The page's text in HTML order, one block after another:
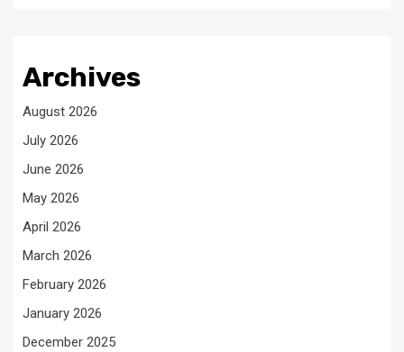
Archives
August 2026
July 2026
June 2026
May 2026
April 2026
March 2026
February 2026
January 2026
December 2025